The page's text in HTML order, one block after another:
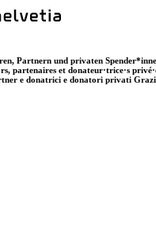
Partnern und privaten
partenaires et donateur·trice·s
e donatrici e donatori privati